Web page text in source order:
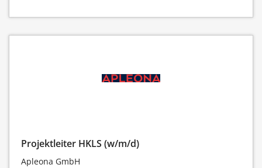
Projektleiter HKLS (w/m/d)
Apleona GmbH